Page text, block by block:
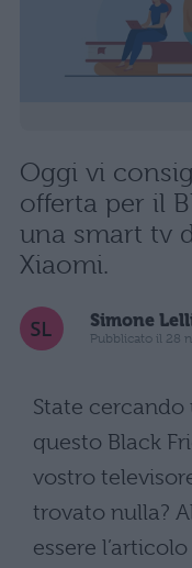
Oggi vi
offerta per il
una smart tv
Xiaomi.
Simone
Pubblicato il 28
State cercando
questo Black
vostro
trovato nulla?
essere